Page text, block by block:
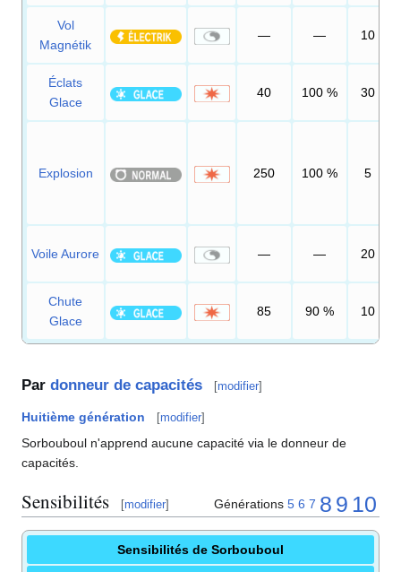
Vol
Magnétik
— — 10
Éclats
Glace
40 100 % 30
Explosion 250 100 % 5
Voile Aurore — — 20
Chute
Glace
85 90 % 10
Par donneur de capacités [modifier]
Huitième génération [modifier]
Sorbouboul n'apprend aucune capacité via le donneur de
capacités.
Sensibilités [modifier] Générations 5 6 7 8 9 10
Sensibilités de Sorbouboul